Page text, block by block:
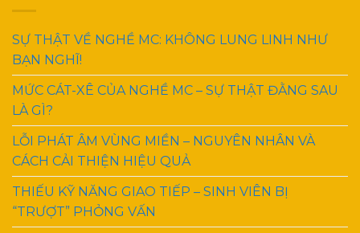
SỰ THẬT VỀ NGHỀ MC: KHÔNG LUNG LINH NHƯ
BẠN NGHĨ!
MỨC CÁT-XÊ CỦA NGHỀ MC – SỰ THẬT ĐẰNG SAU
LÀ GÌ?
LỖI PHÁT ÂM VÙNG MIỀN – NGUYÊN NHÂN VÀ
CÁCH CẢI THIỆN HIỆU QUẢ
THIẾU KỸ NĂNG GIAO TIẾP – SINH VIÊN BỊ
“TRƯỢT” PHỎNG VẤN